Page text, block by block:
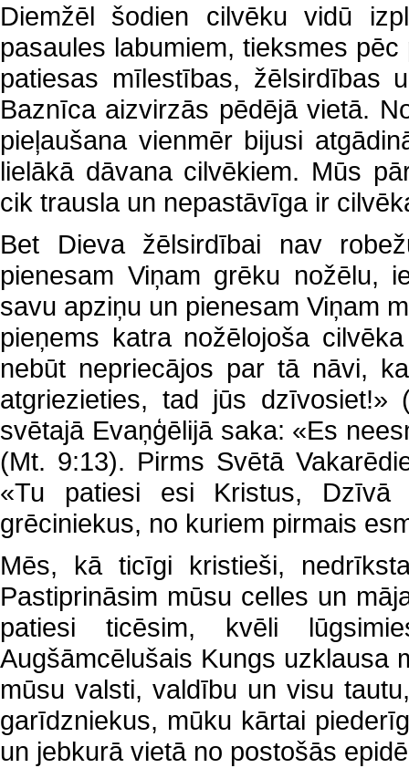
Diemžēl šodien cilvēku vidū
pasaules labumiem, tieksmes
patiesas mīlestības, žēlsirdības
Baznīca aizvirzās pēdējā vietā.
pieļaušana vienmēr bijusi
lielākā dāvana cilvēkiem. Mūs
cik trausla un nepastāvīga ir
Bet Dieva žēlsirdībai nav
pienesam Viņam grēku nožēlu,
savu apziņu un pienesam Viņam
pieņems katra nožēlojoša
nebūt nepriecājos par tā nāvi,
atgriezieties, tad jūs
svētajā Evaņģēlijā saka: «Es
(Mt. 9:13). Pirms Svētā
«Tu patiesi esi Kristus,
grēciniekus, no kuriem pirmais
Mēs, kā ticīgi kristieši,
Pastiprināsim mūsu celles un
patiesi ticēsim, kvēli
Augšāmcēlušais Kungs uzklausa
mūsu valsti, valdību un visu
garīdzniekus, mūku kārtai
un jebkurā vietā no postošās